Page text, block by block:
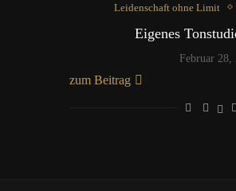
Leidenschaft ohne Limit
Eigenes
Februar 28,
zum Beitrag